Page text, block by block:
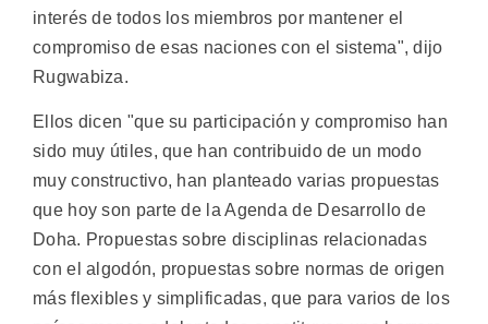
interés de todos los miembros por mantener el
compromiso de esas naciones con el sistema", dijo
Rugwabiza.
Ellos dicen "que su participación y compromiso han
sido muy útiles, que han contribuido de un modo
muy constructivo, han planteado varias propuestas
que hoy son parte de la Agenda de Desarrollo de
Doha. Propuestas sobre disciplinas relacionadas
con el algodón, propuestas sobre normas de origen
más flexibles y simplificadas, que para varios de los